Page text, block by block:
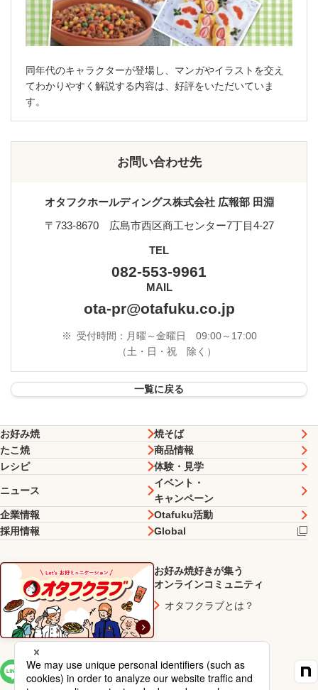
同年代のキャラクターが登場し、マンガやイラストを交え
てわかりやすく解説する内容は、好評をいただいていま
す。
お問い合わせ先
オタフクホールディングス株式会社 広報部 田淵
〒733-8670 広島市西区商工センター7丁目4-27
TEL
082-553-9961
MAIL
ota-pr@otafuku.co.jp
※ 受付時間：月曜～金曜日 09:00～17:00
（土・日・祝 除く）
一覧に戻る
お好み焼
焼そば
たこ焼
商品情報
レシピ
体験・見学
ニュース
イベント・
キャンペーン
企業情報
Otafuku活動
採用情報
Global
お好み焼好きが集う
オンラインコミュニティ
オタフクラブとは？